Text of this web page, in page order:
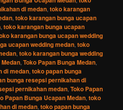
di medan,toko karangan
,toko karangan bunga ucapan
,toko karangan bunga ucapan
karangan bunga ucapan wedding
ucapan wedding medan,toko
,toko karangan bunga wedding
,Toko Papan Bunga Medan,
di medan,toko papan bunga
bunga resepsi pernikahan di
pernikahan medan,Toko Papan
Papan Bunga Ucapan Medan,toko
di medan,toko papan bunga